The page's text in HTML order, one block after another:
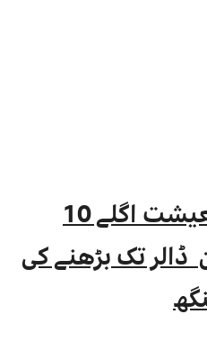
بھارت کی خلائی معیشت اگلے 10
45 بلین ڈالر تک بڑھنے کی